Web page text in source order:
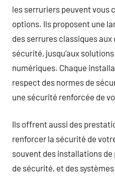
les serruriers peuvent vous
options. Ils proposent une
des serrures classiques
sécurité, jusqu’aux
numériques. Chaque
respect des normes de
une sécurité renforcée de
Ils offrent aussi des
renforcer la sécurité de
souvent des installations
de sécurité, et des